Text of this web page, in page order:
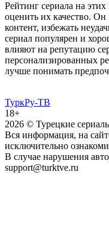
Рейтинг сериала на
оценить их качество.
контент, избежать
сериал популярен и
влияют на репутацию
персонализированных
лучше понимать
ТуркРу-ТВ
18+
2026 © Турецкие
Вся информация, на
исключительно
В случае нарушения
support@turktve.ru